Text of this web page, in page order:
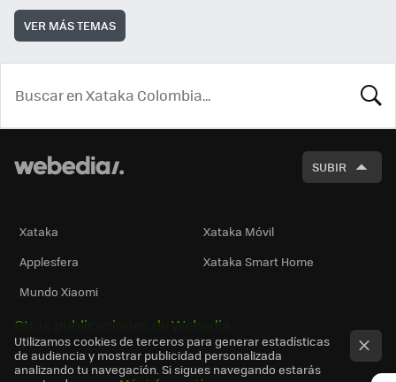
VER MÁS TEMAS
SUBIR
Xataka
Xataka Móvil
Applesfera
Xataka Smart Home
Mundo Xiaomi
Otras publicaciones de Webedia
Utilizamos cookies de terceros para generar estadísticas
de audiencia y mostrar publicidad personalizada
analizando tu navegación. Si sigues navegando estarás